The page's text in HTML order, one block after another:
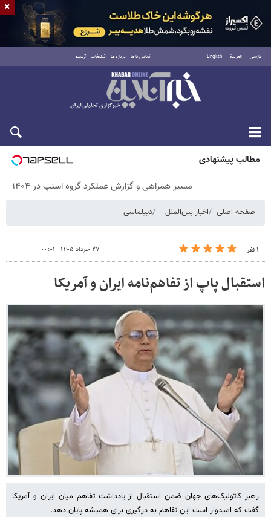
فارسی العربية English تماس با ما درباره ما تبلیغات آرشیو
پنجشنبه ۱۵ مرداد ۱۴۰۵
مطالب پیشنهادی
مسیر همراهی و گزارش عملکرد گروه اسنپ در ۱۴۰۴
صفحه اصلی اخبار بین‌الملل دیپلماسی
۱ نفر ۲۷ خرداد ۱۴۰۵ - ۰۰:۰۱
استقبال پاپ از تفاهم‌نامه ایران و آمریکا
رهبر کاتولیک‌های جهان ضمن استقبال از یادداشت تفاهم‌ میان ایران و آمریکا
گفت که امیدوار است این تفاهم به درگیری برای همیشه پایان دهد.
×